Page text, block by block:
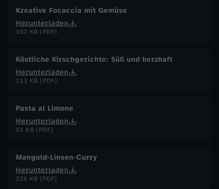
a
r
2
0
2
5
Kreative Focaccia mit Gemüse
Herunterladen
102 KB (PDF)
Köstliche Kirschgerichte: Süß und herzhaft
Herunterladen
213 KB (PDF)
Pasta al Limone
Herunterladen
61 KB (PDF)
Mangold-Linsen-Curry
Herunterladen
226 KB (PDF)